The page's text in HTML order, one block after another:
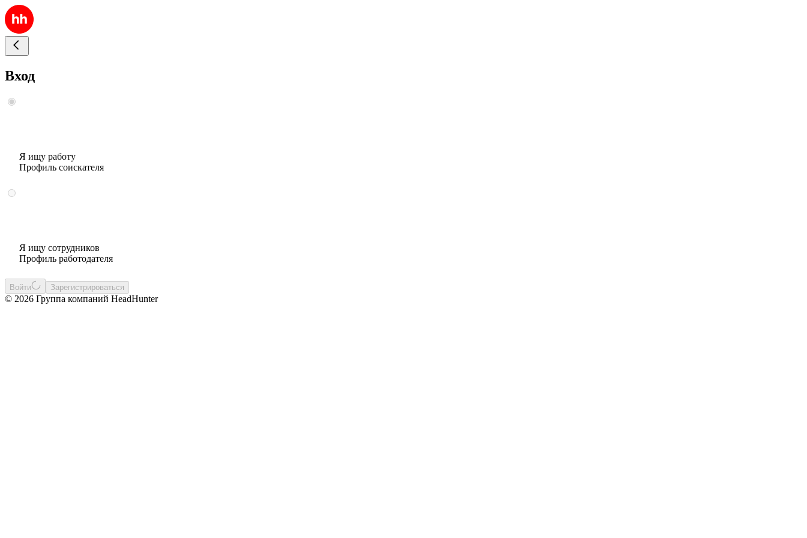
Вход
Я ищу работу
Профиль соискателя
Я ищу сотрудников
Профиль работодателя
Войти Зарегистрироваться
© 2026 Группа компаний HeadHunter